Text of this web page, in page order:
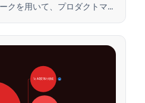
クを用いて、プロダクトマネ
🚀 AI変革の領域 28